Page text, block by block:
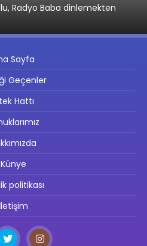
Radyo Baba dinlemekten
Sayfa
Geçenler
Hattı
Künye
politikası
İletişim